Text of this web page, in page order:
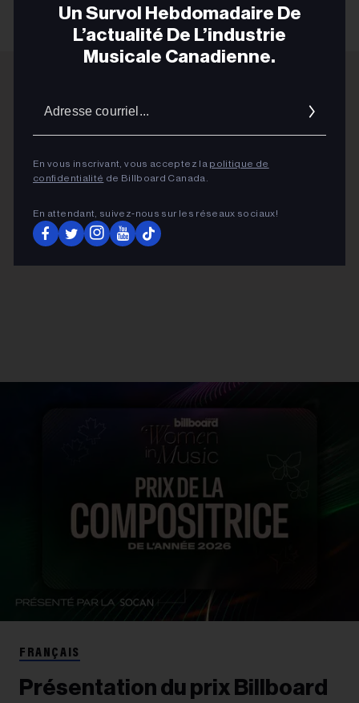
Un Survol Hebdomadaire De
L’actualité De L’industrie
Musicale Canadienne.
En vous inscrivant, vous acceptez la politique de
confidentialité de Billboard Canada.
En attendant, suivez‑nous sur les réseaux sociaux!
FRANÇAIS
Présentation du prix Billboard